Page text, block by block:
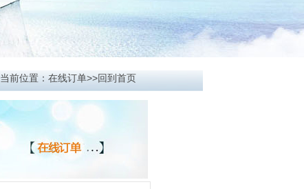
当前位置：在线订单>>回到首页